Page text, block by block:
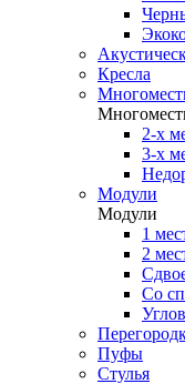
Кресла
2-х
3-х
Модули
Модули
1
2
Со
Пуфы
Стулья